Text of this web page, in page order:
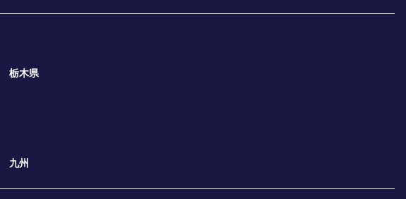
栃木県
九州